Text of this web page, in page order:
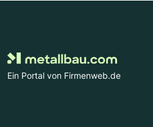
Ein Portal von Firmenweb.de